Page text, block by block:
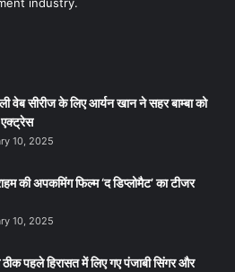
industry.
वेब सीरीज के लिए आर्यन खान ने सहर बाम्‍बा को
10, 2025
की अपकमिंग फिल्म ‘द डिप्लोमैट’ का टीजर
10, 2025
ठीक पहले हिरासत में लिए गए पंजाबी सिंगर और